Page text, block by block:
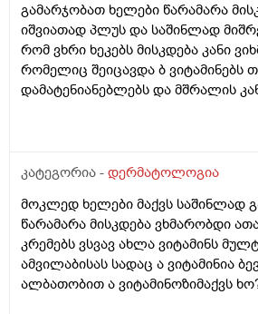
გამარჯობათ ხელები წარამარა
იშვიათად პლუს და საშინლად
რომ ვხრი ხეკებს მისკდება კანი
რომელიც შეიცავდა ბ ვიტამინებს
დამატენიანებლებს და მშრალის
გამომწვევი მიზეზები ხშირი
გამომწვევი მიზეზები ან რა სხვა
კრემი
კატეგორია - დერმატოლოგია
მოკლედ ხელები მაქვს საშინლად
წარამარა მისკდება ვხმარობდი
კრემებს ვსვავ ახლა ვიტამინს
ამვილაბისას სადაც ა ვიტამინია
ალბათობით ა ვიტამინოზიმაქვს